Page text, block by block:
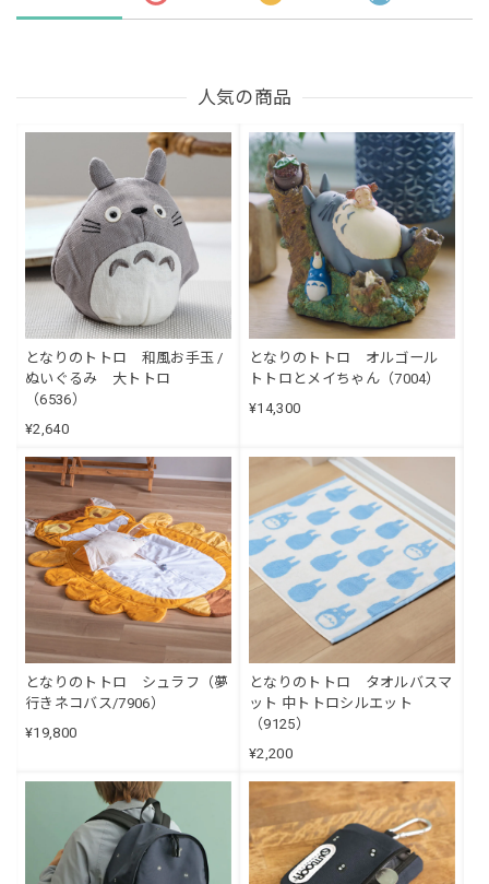
人気の商品
となりのトトロ 和風お手玉 /
ぬいぐるみ 大トトロ
（6536）
¥2,640
となりのトトロ オルゴール
トトロとメイちゃん（7004）
¥14,300
となりのトトロ シュラフ（夢
行きネコバス/7906）
¥19,800
となりのトトロ タオルバスマ
ット 中トトロシルエット
（9125）
¥2,200